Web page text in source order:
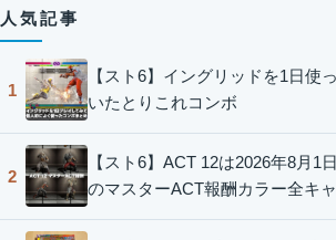
人気記事
1
【スト6】イングリッドを1日使
いたとりこれコンボ
2
【スト6】ACT 12は2026年8月1
のマスターACT報酬カラー全キ